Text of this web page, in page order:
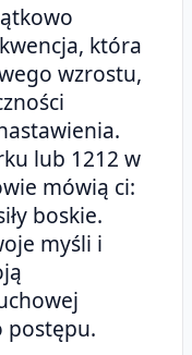
która
wzrostu,
lub 1212 w
mówią ci:
boskie.
myśli i
postępu.